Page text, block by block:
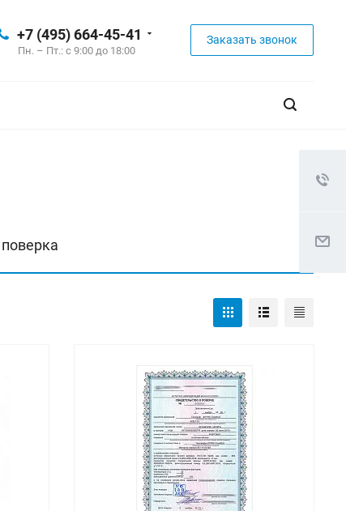
+7 (495) 664-45-41
Пн. – Пт.: с 9:00 до 18:00
Заказать звонок